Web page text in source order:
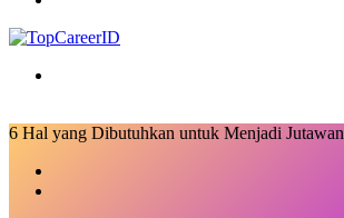
6 Hal yang Dibutuhkan untuk Menjadi Jutawan
Email